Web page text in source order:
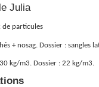
Julia
de particules
+ nosag. Dossier : sangles
kg/m3. Dossier : 22 kg/m3.